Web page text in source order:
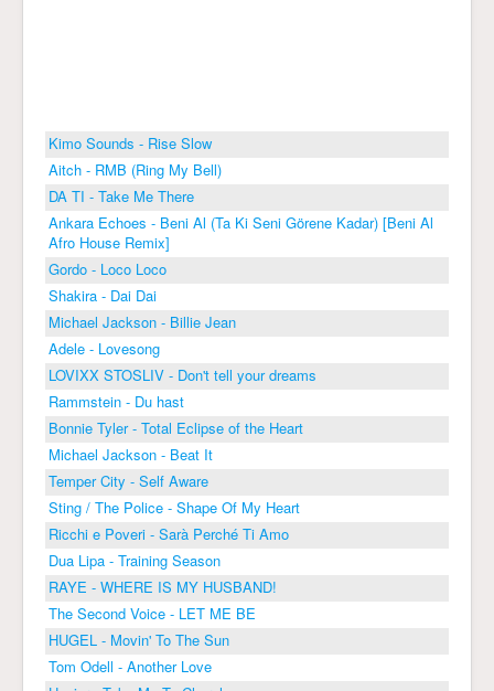
Kimo Sounds - Rise Slow
Aitch - RMB (Ring My Bell)
DA TI - Take Me There
Ankara Echoes - Beni Al (Ta Ki Seni Görene Kadar) [Beni Al
Afro House Remix]
Gordo - Loco Loco
Shakira - Dai Dai
Michael Jackson - Billie Jean
Adele - Lovesong
LOVIXX STOSLIV - Don't tell your dreams
Rammstein - Du hast
Bonnie Tyler - Total Eclipse of the Heart
Michael Jackson - Beat It
Temper City - Self Aware
Sting / The Police - Shape Of My Heart
Ricchi e Poveri - Sarà Perché Ti Amo
Dua Lipa - Training Season
RAYE - WHERE IS MY HUSBAND!
The Second Voice - LET ME BE
HUGEL - Movin' To The Sun
Tom Odell - Another Love